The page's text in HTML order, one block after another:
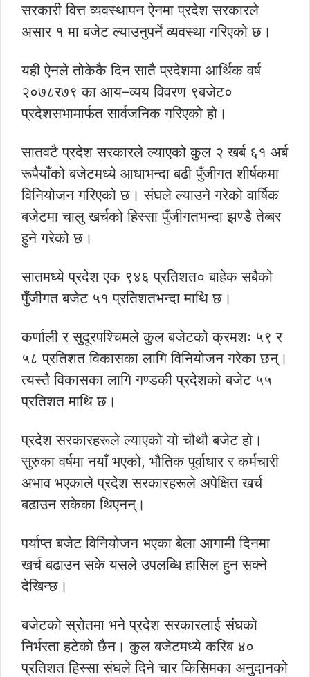
सरकारी वित्त व्यवस्थापन ऐनमा प्रदेश सरकारले
असार १ मा बजेट ल्याउनुपर्ने व्यवस्था गरिएको छ।
यही ऐनले तोकेकै दिन सातै प्रदेशमा आर्थिक वर्ष
२०७८र७९ का आय–व्यय विवरण ९बजेट०
प्रदेशसभामार्फत सार्वजनिक गरिएको हो।
सातवटै प्रदेश सरकारले ल्याएको कुल २ खर्ब ६१ अर्ब
रूपैयाँको बजेटमध्ये आधाभन्दा बढी पुँजीगत शीर्षकमा
विनियोजन गरिएको छ। संघले ल्याउने गरेको वार्षिक
बजेटमा चालु खर्चको हिस्सा पुँजीगतभन्दा झण्डै तेब्बर
हुने गरेको छ।
सातमध्ये प्रदेश एक ९४६ प्रतिशत० बाहेक सबैको
पुँजीगत बजेट ५१ प्रतिशतभन्दा माथि छ।
कर्णाली र सुदूरपश्चिमले कुल बजेटको क्रमशः ५९ र
५८ प्रतिशत विकासका लागि विनियोजन गरेका छन्।
त्यस्तै विकासका लागि गण्डकी प्रदेशको बजेट ५५
प्रतिशत माथि छ।
प्रदेश सरकारहरूले ल्याएको यो चौथौ बजेट हो।
सुरुका वर्षमा नयाँ भएको, भौतिक पूर्वाधार र कर्मचारी
अभाव भएकाले प्रदेश सरकारहरूले अपेक्षित खर्च
बढाउन सकेका थिएनन्।
पर्याप्त बजेट विनियोजन भएका बेला आगामी दिनमा
खर्च बढाउन सके यसले उपलब्धि हासिल हुन सक्ने
देखिन्छ।
बजेटको स्रोतमा भने प्रदेश सरकारलाई संघको
निर्भरता हटेको छैन। कुल बजेटमध्ये करिब ४०
प्रतिशत हिस्सा संघले दिने चार किसिमका अनुदानको